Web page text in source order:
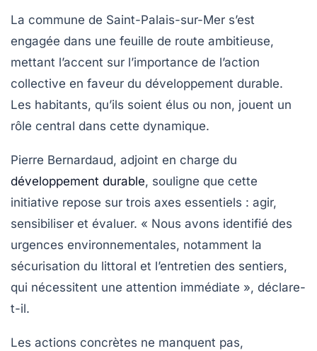
La commune de Saint-Palais-sur-Mer s’est
engagée dans une feuille de route ambitieuse,
mettant l’accent sur l’importance de l’action
collective en faveur du développement durable.
Les habitants, qu’ils soient élus ou non, jouent un
rôle central dans cette dynamique.
Pierre Bernardaud, adjoint en charge du
développement durable, souligne que cette
initiative repose sur trois axes essentiels : agir,
sensibiliser et évaluer. « Nous avons identifié des
urgences environnementales, notamment la
sécurisation du littoral et l’entretien des sentiers,
qui nécessitent une attention immédiate », déclare-
t-il.
Les actions concrètes ne manquent pas,